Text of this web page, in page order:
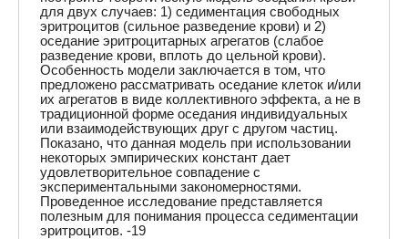
для двух случаев: 1) седиментация свободных
эритроцитов (сильное разведение крови) и 2)
оседание эритроцитарных агрегатов (слабое
разведение крови, вплоть до цельной крови).
Особенность модели заключается в том, что
предложено рассматривать оседание клеток и/или
их агрегатов в виде коллективного эффекта, а не в
традиционной форме оседания индивидуальных
или взаимодействующих друг с другом частиц.
Показано, что данная модель при использовании
некоторых эмпирических констант дает
удовлетворительное совпадение с
экспериментальными закономерностями.
Проведенное исследование представляется
полезным для понимания процесса седиментации
эритроцитов. -19